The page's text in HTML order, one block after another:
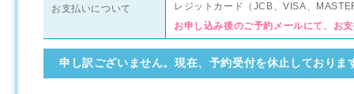
お支払いについて
レジットカード（JCB、VISA、
お申し込み後のご予約メールにて、お
申し訳ございません。現在、予約受付を休止しておりま